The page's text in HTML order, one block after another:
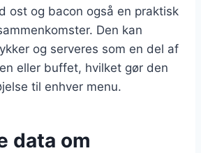
ost og bacon også en praktisk
Den kan
og serveres som en del af
eller buffet, hvilket gør den
til enhver menu.
data om